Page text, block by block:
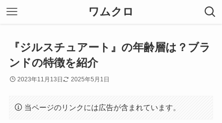
ワムクロ
『ジルスチュアート』の年齢層は？ブラ
ンドの特徴を紹介
2023年11月13日 2025年5月1日
当ページのリンクには広告が含まれています。